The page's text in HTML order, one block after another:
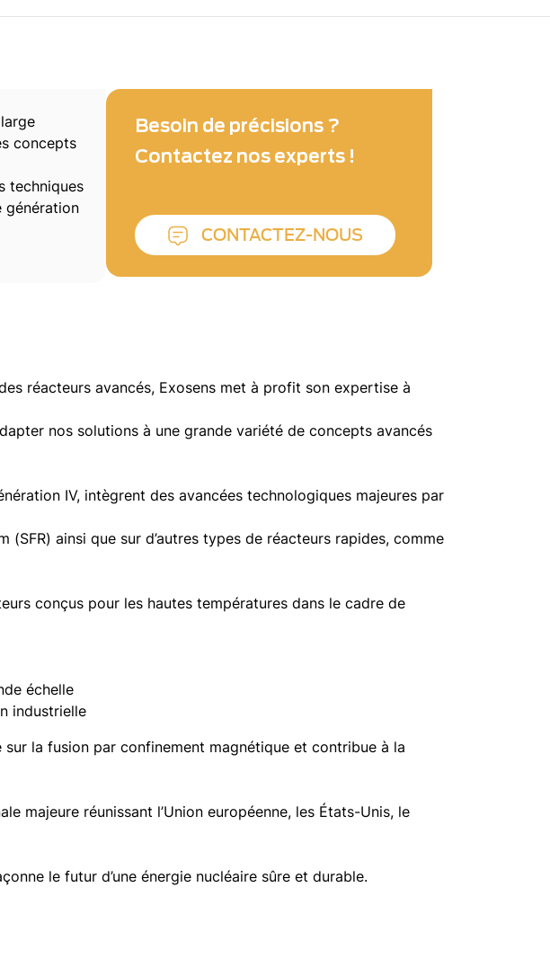
concepts
techniques
génération
Besoin de précisions ?
Contactez nos experts !
CONTACTEZ-NOUS
réacteurs avancés, Exosens met à profit son expertise à
nos solutions à une grande variété de concepts avancés
IV, intègrent des avancées technologiques majeures par
ainsi que sur d’autres types de réacteurs rapides, comme
conçus pour les hautes températures dans le cadre de
échelle
industrielle
la fusion par confinement magnétique et contribue à la
majeure réunissant l’Union européenne, les États-Unis, le
le futur d’une énergie nucléaire sûre et durable.